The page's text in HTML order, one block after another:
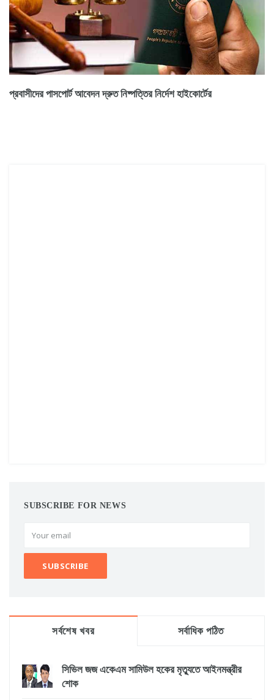
প্রবাসীদের পাসপোর্ট আবেদন দ্রুত নিষ্পত্তির নির্দেশ হাইকোর্টের
SUBSCRIBE FOR NEWS
সর্বশেষ খবর সর্বাধিক পঠিত
সিভিল জজ একেএম সামিউল হকের মৃত্যুতে আইনমন্ত্রীর
শোক